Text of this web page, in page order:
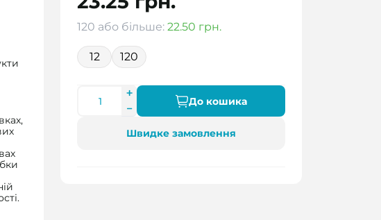
120 або більше: 22.50 грн.
12 120
До кошика
Швидке замовлення